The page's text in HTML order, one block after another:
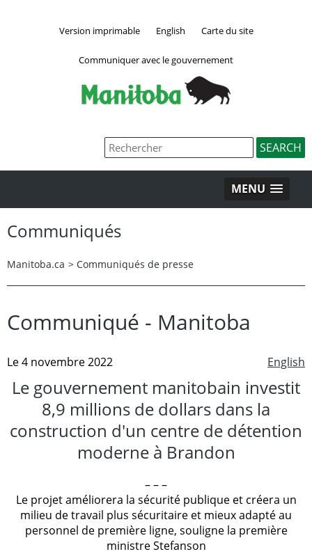
Version imprimable English Carte du site
Communiquer avec le gouvernement
MENU
Communiqués
Manitoba.ca > Communiqués de presse
Communiqué - Manitoba
English
Le 4 novembre 2022
Le gouvernement manitobain investit
8,9 millions de dollars dans la
construction d'un centre de détention
moderne à Brandon
– – –
Le projet améliorera la sécurité publique et créera un
milieu de travail plus sécuritaire et mieux adapté au
personnel de première ligne, souligne la première
ministre Stefanson